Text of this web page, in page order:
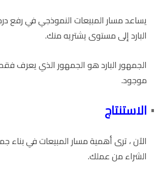
يساعد مسار المبيعات النموذجي في رفع
البارد إلى مستوى يشتريه منك.
الجمهور البارد هو الجمهور الذي يعرف
موجود.
الاستنتاج
الآن ، ترى أهمية مسار المبيعات في بناء
الشراء من عملك.